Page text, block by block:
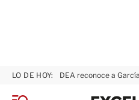
LO DE HOY: DEA reconoce a